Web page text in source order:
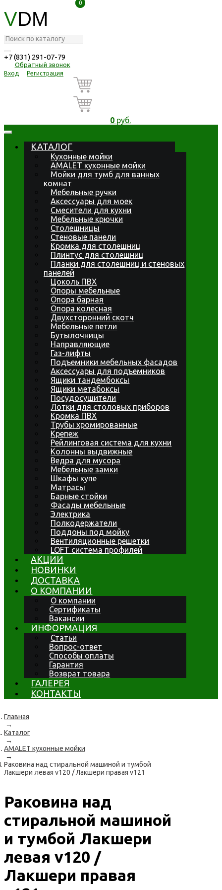
VDM
+7 (831) 291-07-79
Обратный звонок
Вход Регистрация
0
0
0руб.
КАТАЛОГ
Кухонные мойки
AMALET кухонные мойки
Мойки для тумб для ванных
комнат
Мебельные ручки
Аксессуары для моек
Смесители для кухни
Мебельные крючки
Столешницы
Стеновые панели
Кромка для столешниц
Плинтус для столешниц
Планки для столешниц и стеновых
панелей
Цоколь ПВХ
Опоры мебельные
Опора барная
Опора колесная
Двухсторонний скотч
Мебельные петли
Бутылочницы
Направляющие
Газ-лифты
Подъемники мебельных фасадов
Аксессуары для подъемников
Ящики тандембоксы
Ящики метабоксы
Посудосушители
Лотки для столовых приборов
Кромка ПВХ
Трубы хромированные
Крепеж
Рейлинговая система для кухни
Колонны выдвижные
Ведра для мусора
Мебельные замки
Шкафы купе
Матрасы
Барные стойки
Фасады мебельные
Электрика
Полкодержатели
Поддоны под мойку
Вентиляционные решетки
LOFT система профилей
АКЦИИ
НОВИНКИ
ДОСТАВКА
О КОМПАНИИ
О компании
Сертификаты
Вакансии
ИНФОРМАЦИЯ
Статьи
Вопрос-ответ
Способы оплаты
Гарантия
Возврат товара
ГАЛЕРЕЯ
КОНТАКТЫ
Главная
→
Каталог
→
AMALET кухонные мойки
→
Раковина над стиральной машиной и тумбой
Лакшери левая v120 / Лакшери правая v121
Раковина над
стиральной машиной
и тумбой Лакшери
левая v120 /
Лакшери правая